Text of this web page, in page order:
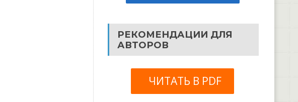
РЕКОМЕНДАЦИИ ДЛЯ
АВТОРОВ
ЧИТАТЬ В PDF